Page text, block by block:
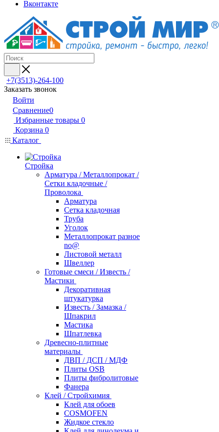
Вконтакте
+7(3513)-264-100
Заказать звонок
Войти
Сравнение0
Избранные товары 0
Корзина 0
Каталог
Стройка
Арматура / Металлопрокат /
Сетки кладочные /
Проволока
Арматура
Сетка кладочная
Труба
Уголок
Металлопрокат разное
no@
Листовой металл
Швеллер
Готовые смеси / Известь /
Мастики
Декоративная
штукатурка
Известь / Замазка /
Шпакрил
Мастика
Шпатлевка
Древесно-плитные
материалы
ДВП / ДСП / МДФ
Плиты OSB
Плиты фибролитовые
Фанера
Клей / Стройхимия
Клей для обоев
COSMOFEN
Жидкое стекло